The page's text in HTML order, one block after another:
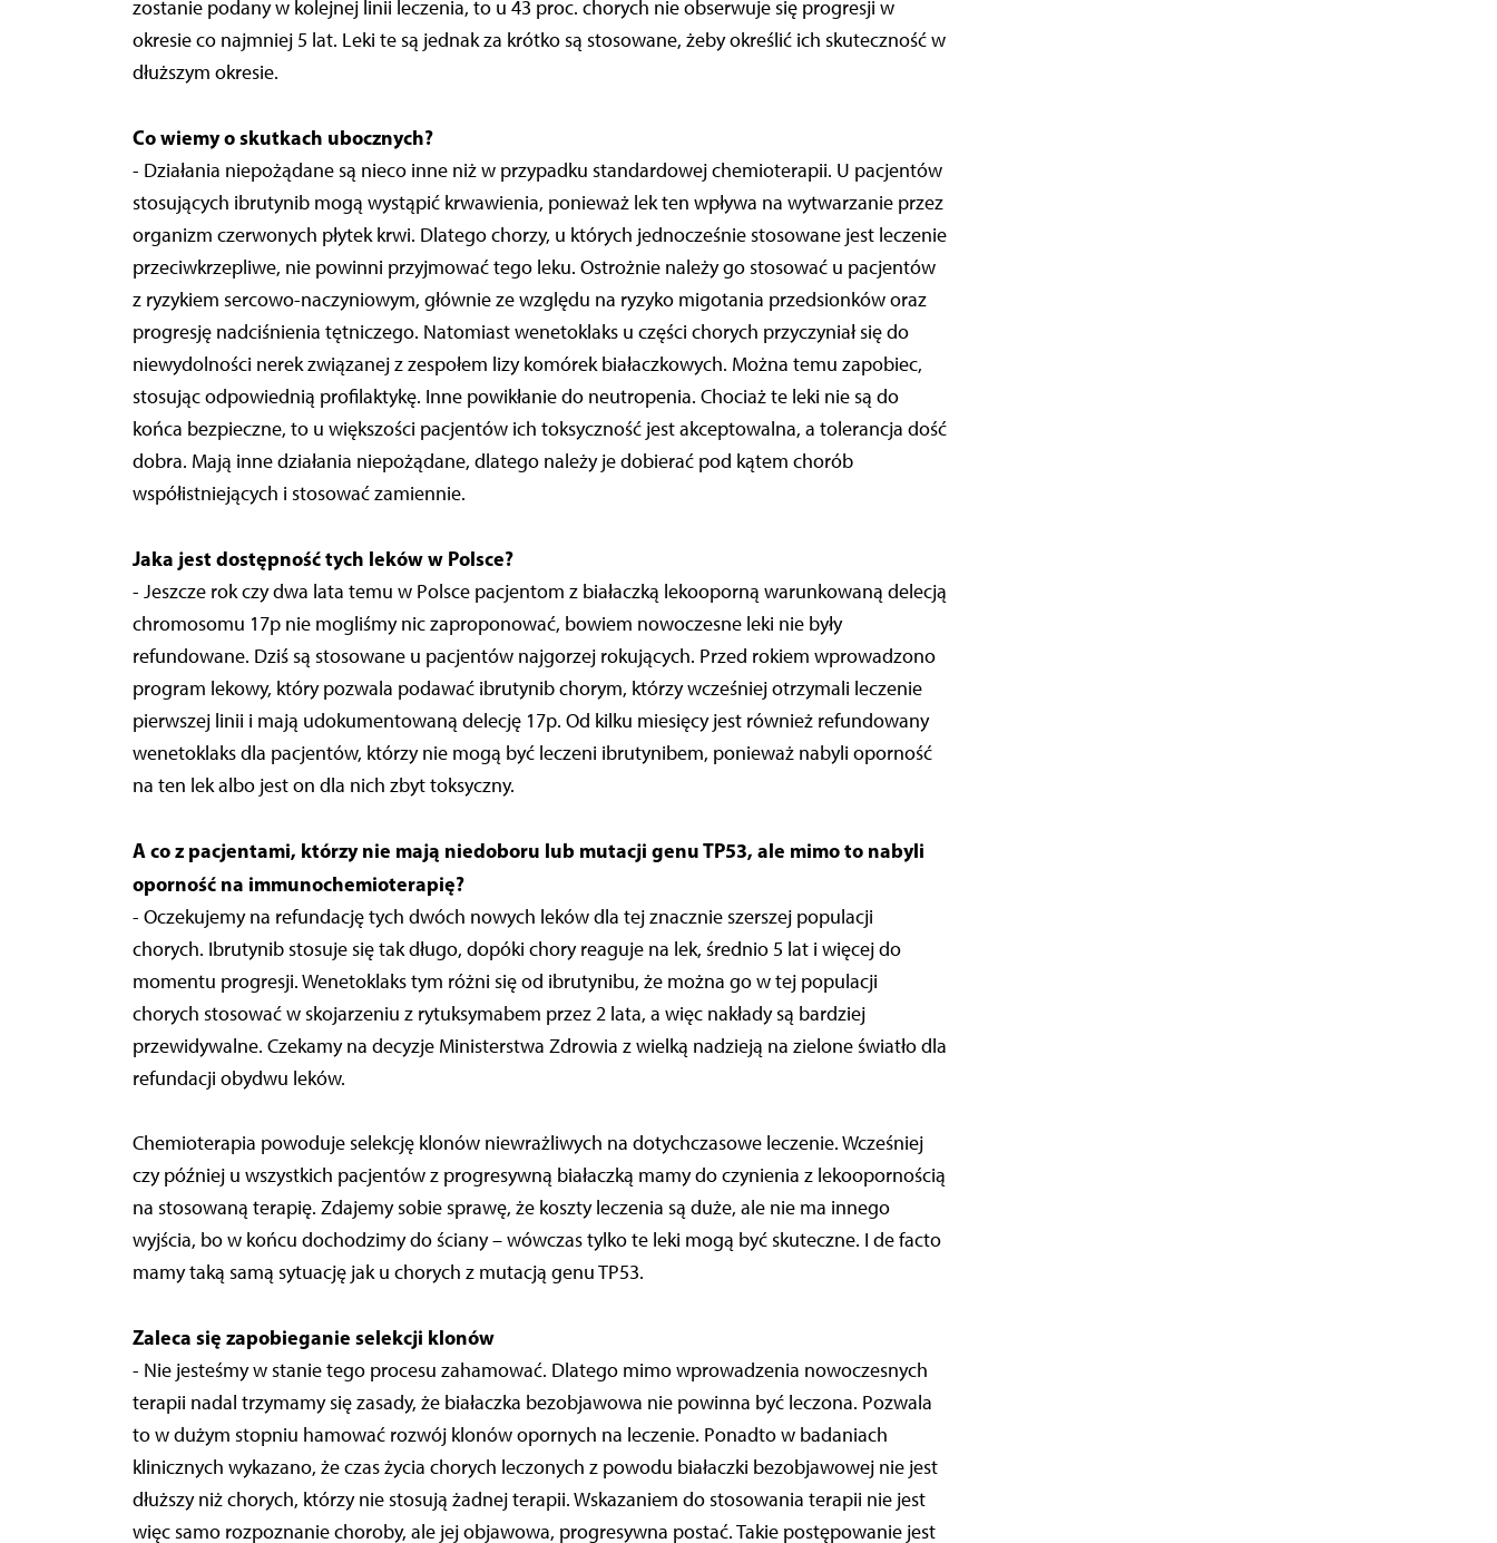
zostanie podany w kolejnej linii leczenia, to u 43 proc. chorych nie obserwuje się progresji w
okresie co najmniej 5 lat. Leki te są jednak za krótko są stosowane, żeby określić ich skuteczność w
dłuższym okresie.
Co wiemy o skutkach ubocznych?
- Działania niepożądane są nieco inne niż w przypadku standardowej chemioterapii. U pacjentów
stosujących ibrutynib mogą wystąpić krwawienia, ponieważ lek ten wpływa na wytwarzanie przez
organizm czerwonych płytek krwi. Dlatego chorzy, u których jednocześnie stosowane jest leczenie
przeciwkrzepliwe, nie powinni przyjmować tego leku. Ostrożnie należy go stosować u pacjentów
z ryzykiem sercowo-naczyniowym, głównie ze względu na ryzyko migotania przedsionków oraz
progresję nadciśnienia tętniczego. Natomiast wenetoklaks u części chorych przyczyniał się do
niewydolności nerek związanej z zespołem lizy komórek białaczkowych. Można temu zapobiec,
stosując odpowiednią profilaktykę. Inne powikłanie do neutropenia. Chociaż te leki nie są do
końca bezpieczne, to u większości pacjentów ich toksyczność jest akceptowalna, a tolerancja dość
dobra. Mają inne działania niepożądane, dlatego należy je dobierać pod kątem chorób
współistniejących i stosować zamiennie.
Jaka jest dostępność tych leków w Polsce?
- Jeszcze rok czy dwa lata temu w Polsce pacjentom z białaczką lekooporną warunkowaną delecją
chromosomu 17p nie mogliśmy nic zaproponować, bowiem nowoczesne leki nie były
refundowane. Dziś są stosowane u pacjentów najgorzej rokujących. Przed rokiem wprowadzono
program lekowy, który pozwala podawać ibrutynib chorym, którzy wcześniej otrzymali leczenie
pierwszej linii i mają udokumentowaną delecję 17p. Od kilku miesięcy jest również refundowany
wenetoklaks dla pacjentów, którzy nie mogą być leczeni ibrutynibem, ponieważ nabyli oporność
na ten lek albo jest on dla nich zbyt toksyczny.
A co z pacjentami, którzy nie mają niedoboru lub mutacji genu TP53, ale mimo to nabyli
oporność na immunochemioterapię?
- Oczekujemy na refundację tych dwóch nowych leków dla tej znacznie szerszej populacji
chorych. Ibrutynib stosuje się tak długo, dopóki chory reaguje na lek, średnio 5 lat i więcej do
momentu progresji. Wenetoklaks tym różni się od ibrutynibu, że można go w tej populacji
chorych stosować w skojarzeniu z rytuksymabem przez 2 lata, a więc nakłady są bardziej
przewidywalne. Czekamy na decyzje Ministerstwa Zdrowia z wielką nadzieją na zielone światło dla
refundacji obydwu leków.
Chemioterapia powoduje selekcję klonów niewrażliwych na dotychczasowe leczenie. Wcześniej
czy później u wszystkich pacjentów z progresywną białaczką mamy do czynienia z lekoopornością
na stosowaną terapię. Zdajemy sobie sprawę, że koszty leczenia są duże, ale nie ma innego
wyjścia, bo w końcu dochodzimy do ściany – wówczas tylko te leki mogą być skuteczne. I de facto
mamy taką samą sytuację jak u chorych z mutacją genu TP53.
Zaleca się zapobieganie selekcji klonów
- Nie jesteśmy w stanie tego procesu zahamować. Dlatego mimo wprowadzenia nowoczesnych
terapii nadal trzymamy się zasady, że białaczka bezobjawowa nie powinna być leczona. Pozwala
to w dużym stopniu hamować rozwój klonów opornych na leczenie. Ponadto w badaniach
klinicznych wykazano, że czas życia chorych leczonych z powodu białaczki bezobjawowej nie jest
dłuższy niż chorych, którzy nie stosują żadnej terapii. Wskazaniem do stosowania terapii nie jest
więc samo rozpoznanie choroby, ale jej objawowa, progresywna postać. Takie postępowanie jest